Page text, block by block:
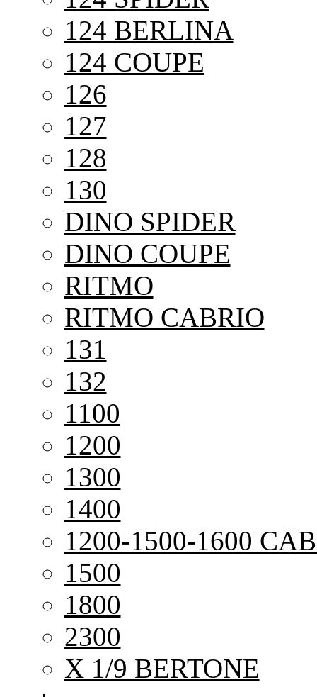
124 BERLINA
124 COUPE
126
127
128
130
DINO SPIDER
DINO COUPE
RITMO
RITMO CABRIO
131
132
1100
1200
1300
1400
1200-1500-1600
1500
1800
2300
X 1/9 BERTONE